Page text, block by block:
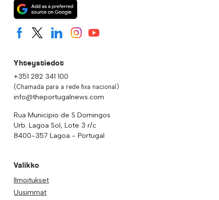
Yhteystiedot
+351 282 341 100
(Chamada para a rede fixa nacional)
info@theportugalnews.com
Rua Municipio de S Domingos
Urb. Lagoa Sol, Lote 3 r/c
8400-357 Lagoa - Portugal
Valikko
Ilmoitukset
Uusimmat